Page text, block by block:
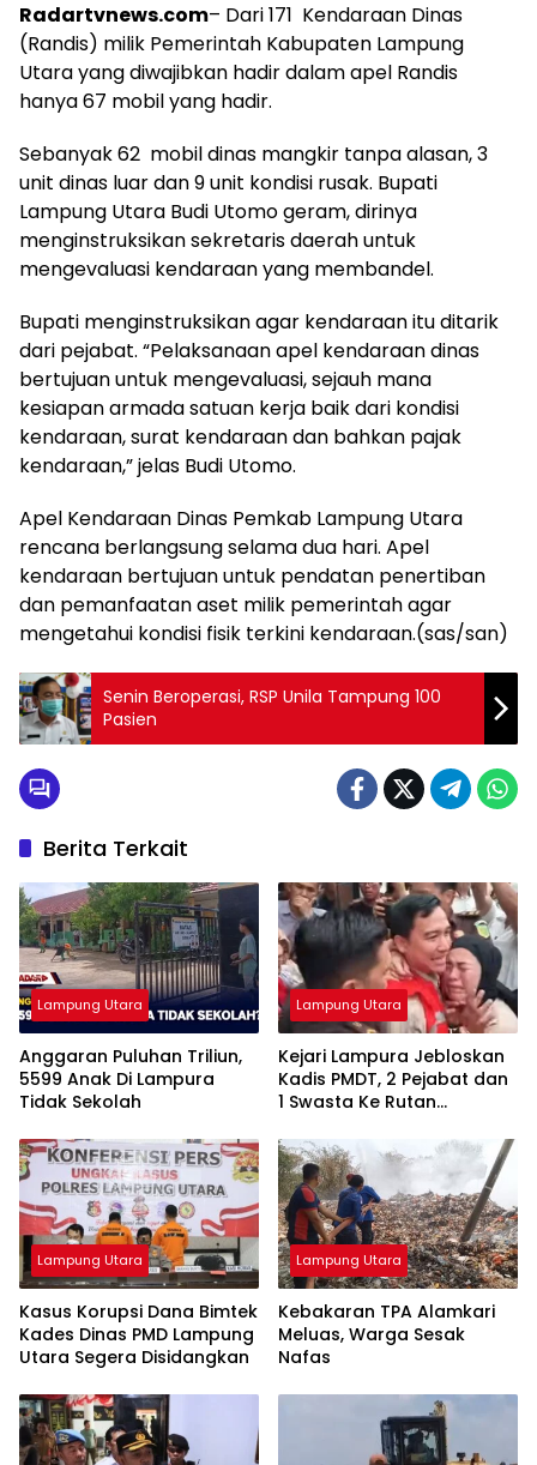
Radartvnews.com– Dari 171 Kendaraan Dinas
(Randis) milik Pemerintah Kabupaten Lampung
Utara yang diwajibkan hadir dalam apel Randis
hanya 67 mobil yang hadir.
Sebanyak 62 mobil dinas mangkir tanpa alasan, 3
unit dinas luar dan 9 unit kondisi rusak. Bupati
Lampung Utara Budi Utomo geram, dirinya
menginstruksikan sekretaris daerah untuk
mengevaluasi kendaraan yang membandel.
Bupati menginstruksikan agar kendaraan itu ditarik
dari pejabat. “Pelaksanaan apel kendaraan dinas
bertujuan untuk mengevaluasi, sejauh mana
kesiapan armada satuan kerja baik dari kondisi
kendaraan, surat kendaraan dan bahkan pajak
kendaraan,” jelas Budi Utomo.
Apel Kendaraan Dinas Pemkab Lampung Utara
rencana berlangsung selama dua hari. Apel
kendaraan bertujuan untuk pendatan penertiban
dan pemanfaatan aset milik pemerintah agar
mengetahui kondisi fisik terkini kendaraan.(sas/san)
Senin Beroperasi, RSP Unila Tampung 100
Pasien
Berita Terkait
Lampung Utara
Anggaran Puluhan Triliun,
5599 Anak Di Lampura
Tidak Sekolah
Lampung Utara
Kejari Lampura Jebloskan
Kadis PMDT, 2 Pejabat dan
1 Swasta Ke Rutan
Lampung Utara
Kasus Korupsi Dana Bimtek
Kades Dinas PMD Lampung
Utara Segera Disidangkan
Lampung Utara
Kebakaran TPA Alamkari
Meluas, Warga Sesak
Nafas